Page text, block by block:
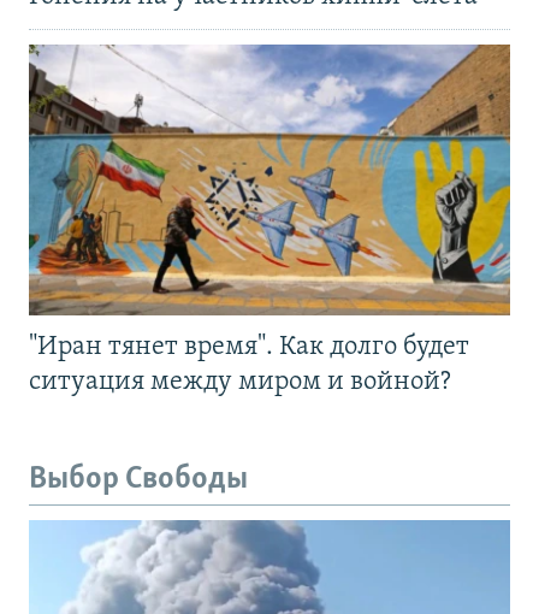
"Иран тянет время". Как долго будет
ситуация между миром и войной?
Выбор Свободы